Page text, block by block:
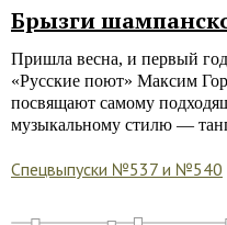
Брызги
Пришла весна, и первый
«Русские поют» Максим
посвящают самому
музыкальному стилю —
Спецвыпуски №537 и №540